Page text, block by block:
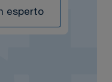
esperto